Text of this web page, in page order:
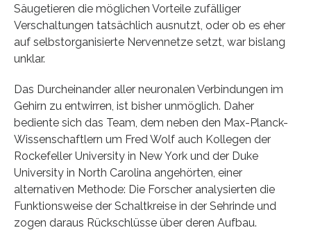
Säugetieren die möglichen Vorteile zufälliger
Verschaltungen tatsächlich ausnutzt, oder ob es eher
auf selbstorganisierte Nervennetze setzt, war bislang
unklar.
Das Durcheinander aller neuronalen Verbindungen im
Gehirn zu entwirren, ist bisher unmöglich. Daher
bediente sich das Team, dem neben den Max-Planck-
Wissenschaftlern um Fred Wolf auch Kollegen der
Rockefeller University in New York und der Duke
University in North Carolina angehörten, einer
alternativen Methode: Die Forscher analysierten die
Funktionsweise der Schaltkreise in der Sehrinde und
zogen daraus Rückschlüsse über deren Aufbau.